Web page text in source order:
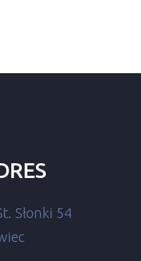
Słonki 54